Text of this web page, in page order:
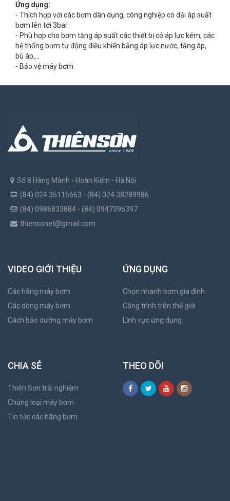
Ứng dụng:
- Thích hợp với các bơm dân dụng, công nghiệp có dải áp suất
bơm lên tới 3bar
- Phù hợp cho bơm tăng áp suất các thiết bị có áp lực kém, các
hệ thống bơm tự động điều khiển bằng áp lực nước, tăng áp,
bù áp,…
- Bảo vệ máy bơm
Số 8 Hàng Mành - Hoàn Kiếm - Hà Nội
(84) 024 35115663 - (84) 024 38289986
(84) 0986833884 - (84) 0947396397
thiensonet@gmail.com
VIDEO GIỚI THIỆU
Các hãng máy bơm
Các dòng máy bơm
Cách bảo dưỡng máy bơm
ỨNG DỤNG
Chọn nhanh bơm gia đình
Công trình trên thế giới
Lĩnh vực ứng dụng
CHIA SẺ
Thiên Sơn trải nghiệm
Chủng loại máy bơm
Tin tức các hãng bơm
THEO DÕI